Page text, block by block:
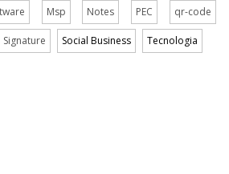
Msp Notes PEC qr-code
Signature Social Business Tecnologia